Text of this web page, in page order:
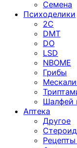
Семена
Психоделики
2C
DMT
DO
LSD
NBOME
Грибы
Шалфей
Аптека
Другое